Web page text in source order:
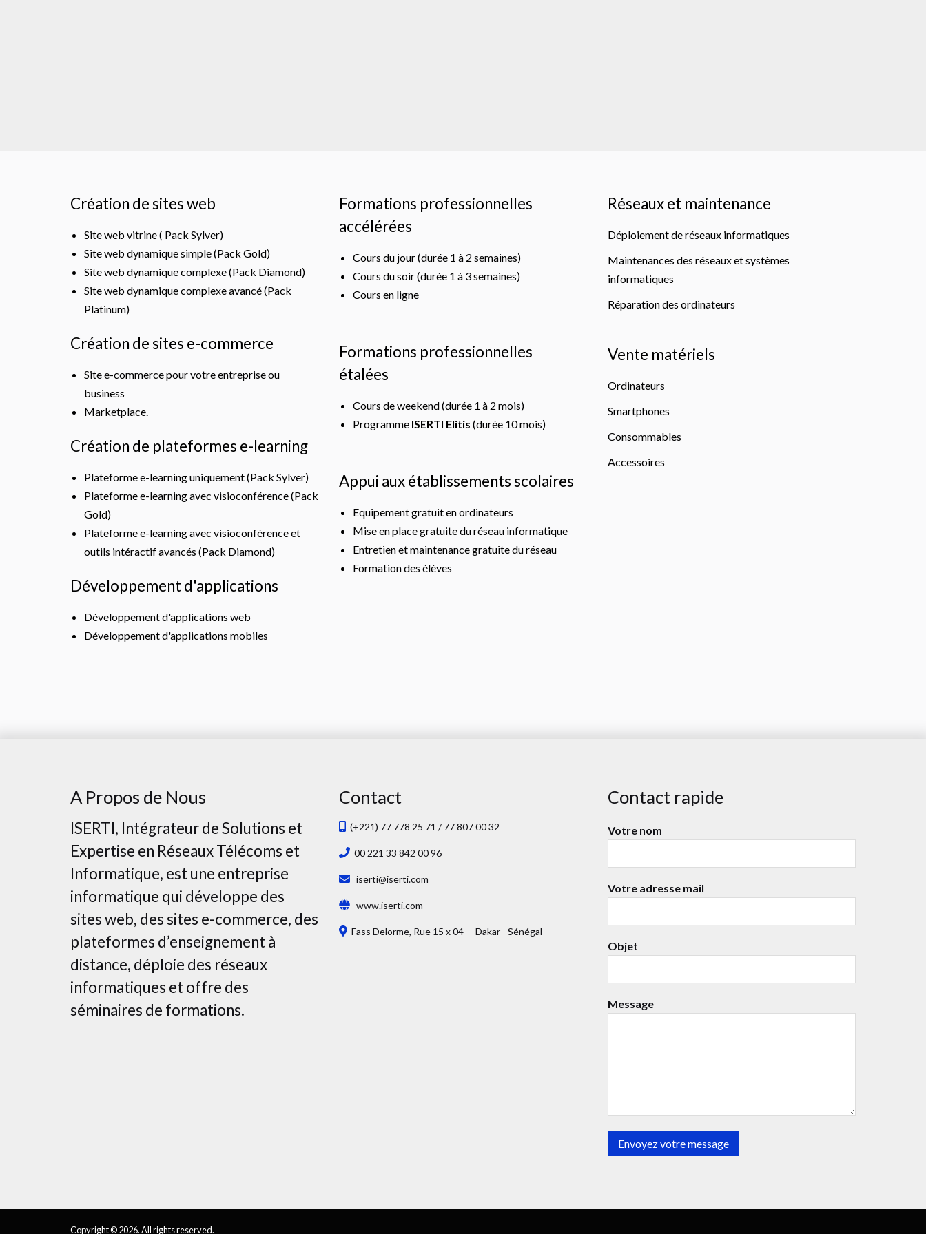
Création de sites web
Site web vitrine ( Pack Sylver)
Site web dynamique simple (Pack Gold)
Site web dynamique complexe (Pack Diamond)
Site web dynamique complexe avancé (Pack
Platinum)
Création de sites e-commerce
Site e-commerce pour votre entreprise ou
business
Marketplace.
Création de plateformes e-learning
Plateforme e-learning uniquement (Pack Sylver)
Plateforme e-learning avec visioconférence (Pack
Gold)
Plateforme e-learning avec visioconférence et
outils intéractif avancés (Pack Diamond)
Développement d'applications
Développement d'applications web
Développement d'applications mobiles
Formations professionnelles
accélérées
Cours du jour (durée 1 à 2 semaines)
Cours du soir (durée 1 à 3 semaines)
Cours en ligne
Formations professionnelles
étalées
Cours de weekend (durée 1 à 2 mois)
Programme ISERTI Elitis (durée 10 mois)
Appui aux établissements scolaires
Equipement gratuit en ordinateurs
Mise en place gratuite du réseau informatique
Entretien et maintenance gratuite du réseau
Formation des élèves
Réseaux et maintenance
Déploiement de réseaux informatiques
Maintenances des réseaux et systèmes
informatiques
Réparation des ordinateurs
Vente matériels
Ordinateurs
Smartphones
Consommables
Accessoires
A Propos de Nous
ISERTI, Intégrateur de Solutions et
Expertise en Réseaux Télécoms et
Informatique, est une entreprise
informatique qui développe des
sites web, des sites e-commerce, des
plateformes d’enseignement à
distance, déploie des réseaux
informatiques et offre des
séminaires de formations.
Contact
(+221) 77 778 25 71 / 77 807 00 32
00 221 33 842 00 96
iserti@iserti.com
www.iserti.com
Fass Delorme, Rue 15 x 04 – Dakar - Sénégal
Contact rapide
Votre nom
Votre adresse mail
Objet
Message
Copyright © 2026. All rights reserved.